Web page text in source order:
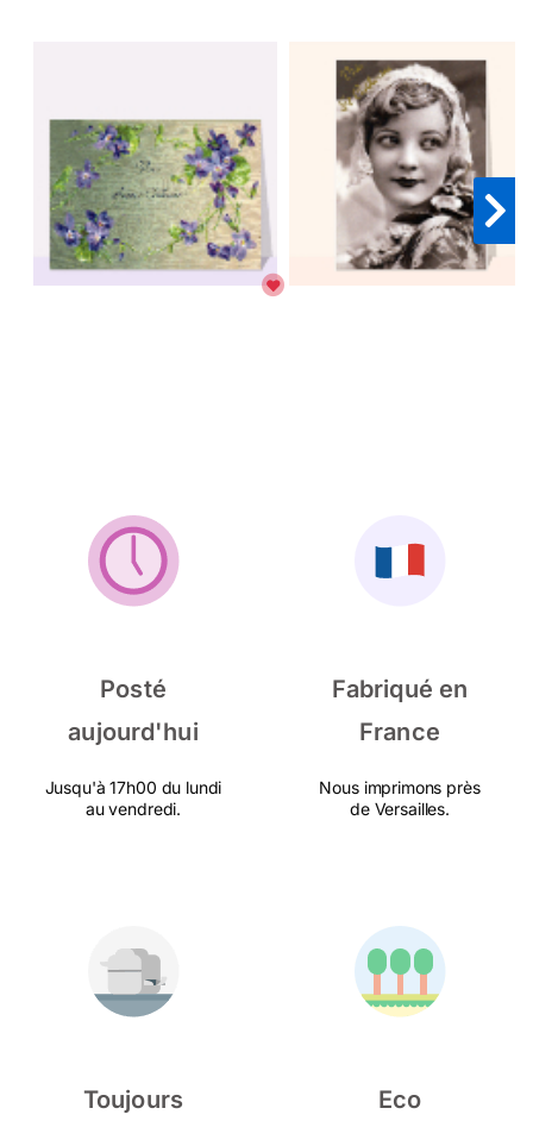
Posté
aujourd'hui
Jusqu'à 17h00 du lundi
au vendredi.
Fabriqué en
France
Nous imprimons près
de Versailles.
Toujours
Eco